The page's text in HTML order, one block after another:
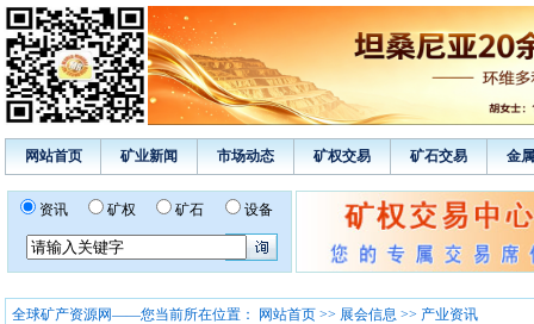
网站首页 矿业新闻 市场动态 矿权交易 矿石交易 金
资讯 矿权 矿石 设备
全球矿产资源网——您当前所在位置： 网站首页 >> 展会信息 >> 产业资讯